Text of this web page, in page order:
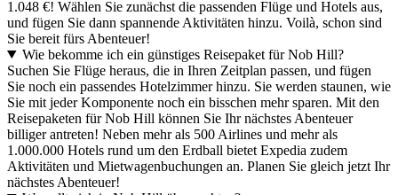
1.048 €! Wählen Sie zunächst die passenden Flüge und Hotels aus,
und fügen Sie dann spannende Aktivitäten hinzu. Voilà, schon sind
Sie bereit fürs Abenteuer!
Wie bekomme ich ein günstiges Reisepaket für Nob Hill?
Suchen Sie Flüge heraus, die in Ihren Zeitplan passen, und fügen
Sie noch ein passendes Hotelzimmer hinzu. Sie werden staunen, wie
Sie mit jeder Komponente noch ein bisschen mehr sparen. Mit den
Reisepaketen für Nob Hill können Sie Ihr nächstes Abenteuer
billiger antreten! Neben mehr als 500 Airlines und mehr als
1.000.000 Hotels rund um den Erdball bietet Expedia zudem
Aktivitäten und Mietwagenbuchungen an. Planen Sie gleich jetzt Ihr
nächstes Abenteuer!